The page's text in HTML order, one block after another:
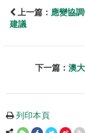
上一篇： 應變協
建議
下一篇： 澳
列印本頁